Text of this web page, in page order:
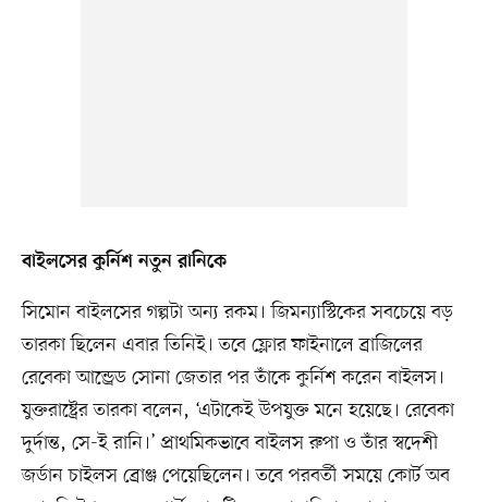
বাইলসের কুর্নিশ নতুন রানিকে
সিমোন বাইলসের গল্পটা অন্য রকম। জিমন্যাস্টিকের সবচেয়ে বড়
তারকা ছিলেন এবার তিনিই। তবে ফ্লোর ফাইনালে ব্রাজিলের
রেবেকা আন্ড্রেড সোনা জেতার পর তাঁকে কুর্নিশ করেন বাইলস।
যুক্তরাষ্ট্রের তারকা বলেন, ‘এটাকেই উপযুক্ত মনে হয়েছে। রেবেকা
দুর্দান্ত, সে-ই রানি।’ প্রাথমিকভাবে বাইলস রুপা ও তাঁর স্বদেশী
জর্ডান চাইলস ব্রোঞ্জ পেয়েছিলেন। তবে পরবর্তী সময়ে কোর্ট অব